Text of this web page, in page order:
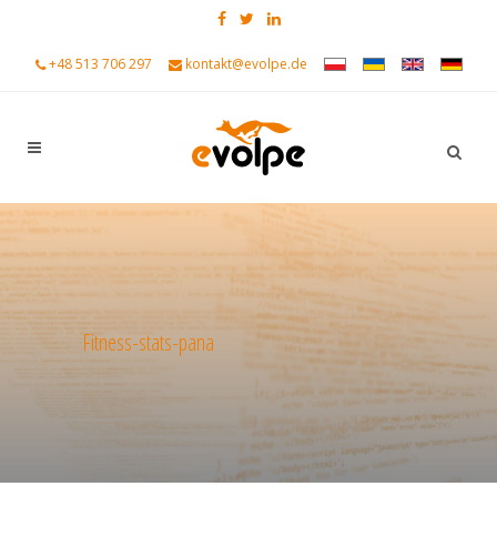
+48 513 706 297 kontakt@evolpe.de
Fitness-stats-pana